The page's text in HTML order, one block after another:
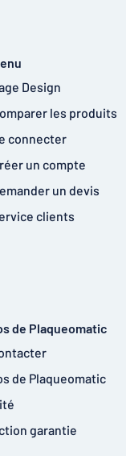
Design
les produits
connecter
un compte
un devis
clients
de Plaqueomatic
de Plaqueomatic
garantie